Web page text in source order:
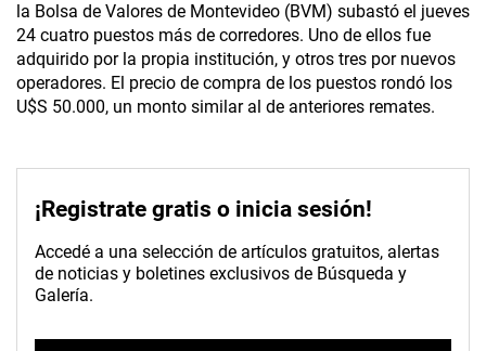
la Bolsa de Valores de Montevideo (BVM) subastó el jueves
24 cuatro puestos más de corredores. Uno de ellos fue
adquirido por la propia institución, y otros tres por nuevos
operadores. El precio de compra de los puestos rondó los
U$S 50.000, un monto similar al de anteriores remates.
¡Registrate gratis o inicia sesión!
Accedé a una selección de artículos gratuitos, alertas
de noticias y boletines exclusivos de Búsqueda y
Galería.